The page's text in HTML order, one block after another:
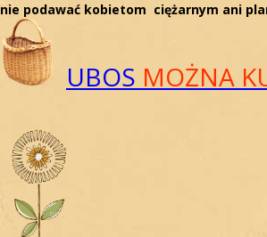
nie podawać kobietom ciężarnym ani
UBOS MOŻNA